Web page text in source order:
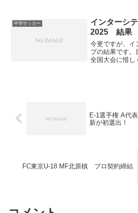
Team SSS、ド
中学サッカー
インターシ
2025 結果
今更ですが、イ
プの結果です。
全国大会に惜し
E-1選手権 A代
新が初選出！
FC東京U-18 MF北原槙 プロ契約締結